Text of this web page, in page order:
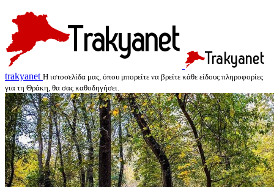
trakyanet Η ιστοσελίδα μας, όπου μπορείτε να βρείτε κάθε είδους πληροφορίες
για τη Θράκη, θα σας καθοδηγήσει.